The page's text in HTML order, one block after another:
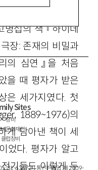
명섭의 책 『하이데
장: 존재의 비밀과
의 심연』을 처음
을 때 평자가 받은
은 세가지였다. 첫
1889~1976)의
게 담아낸 책이 세
었다. 평자가 알고
기들도 이렇게 두
Sites
창비
문화재단
클럽창비
81-63672ㅣ통신판매업 : 제 2009-